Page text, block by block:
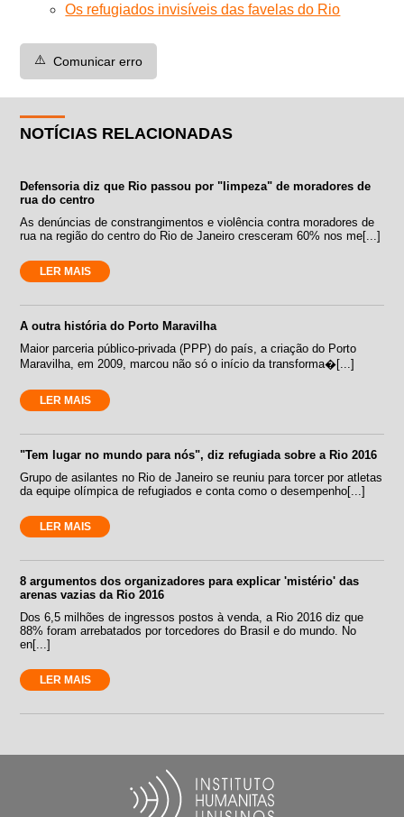
Os refugiados invisíveis das favelas do Rio
⚠️ Comunicar erro
NOTÍCIAS RELACIONADAS
Defensoria diz que Rio passou por "limpeza" de moradores de
rua do centro
As denúncias de constrangimentos e violência contra moradores de
rua na região do centro do Rio de Janeiro cresceram 60% nos me[...]
LER MAIS
A outra história do Porto Maravilha
Maior parceria público-privada (PPP) do país, a criação do Porto
Maravilha, em 2009, marcou não só o início da transforma�[...]
LER MAIS
"Tem lugar no mundo para nós", diz refugiada sobre a Rio 2016
Grupo de asilantes no Rio de Janeiro se reuniu para torcer por atletas
da equipe olímpica de refugiados e conta como o desempenho[...]
LER MAIS
8 argumentos dos organizadores para explicar 'mistério' das
arenas vazias da Rio 2016
Dos 6,5 milhões de ingressos postos à venda, a Rio 2016 diz que
88% foram arrebatados por torcedores do Brasil e do mundo. No
en[...]
LER MAIS